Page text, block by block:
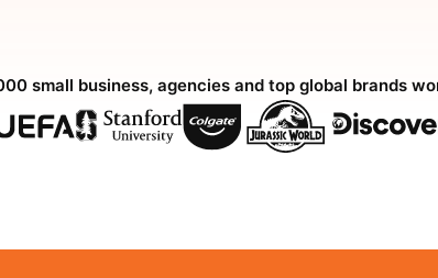
small business, agencies and top global brands